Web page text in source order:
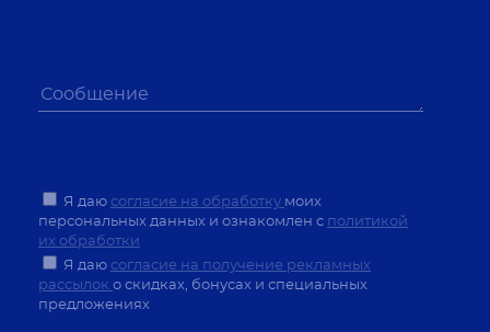
Я даю согласие на обработку моих
персональных данных и ознакомлен с политикой
их обработки
Я даю согласие на получение рекламных
рассылок о скидках, бонусах и специальных
предложениях